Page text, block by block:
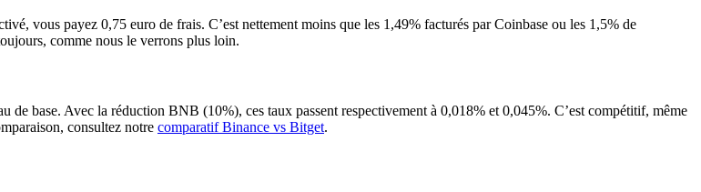
vous payez 0,75 euro de frais. C’est nettement moins que les 1,49% facturés par Coinbase ou les 1,5% de
comme nous le verrons plus loin.
base. Avec la réduction BNB (10%), ces taux passent respectivement à 0,018% et 0,045%. C’est compétitif, même
consultez notre comparatif Binance vs Bitget.